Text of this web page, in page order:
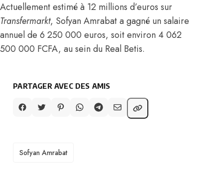
Actuellement estimé à 12 millions d’euros sur
Transfermarkt, Sofyan Amrabat a gagné un salaire
annuel de 6 250 000 euros, soit environ 4 062
500 000 FCFA, au sein du Real Betis.
PARTAGER AVEC DES AMIS
TAGS
Sofyan Amrabat